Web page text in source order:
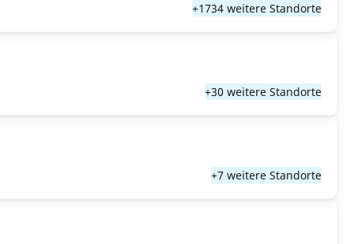
+1734 weitere Standorte
+30 weitere Standorte
+7 weitere Standorte